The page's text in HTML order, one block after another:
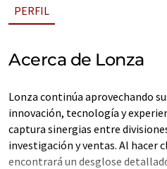
PERFIL
Acerca de Lonza
Lonza continúa aprovechando
innovación, tecnología y
captura sinergias entre
investigación y ventas. Al hacer
encontrará un desglose